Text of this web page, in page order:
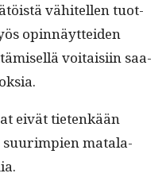
vähitellen tuot­
opin­näyt­tei­den
voitaisi­in saa­
eivät tietenkään
suurimpi­en mata­la­